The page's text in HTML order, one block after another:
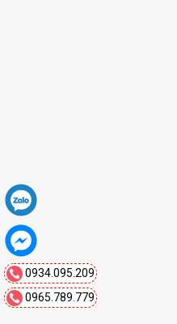
0965.789.779
0934.095.209